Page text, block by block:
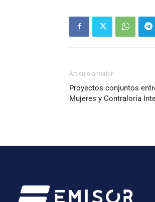
Artículo anterior
Proyectos conjuntos
Mujeres y Contraloría